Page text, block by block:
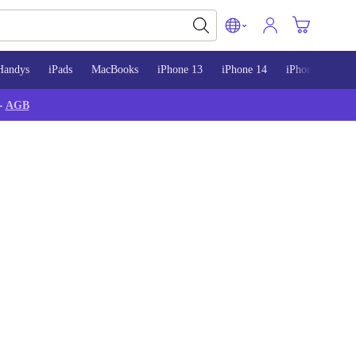
iPads MacBooks iPhone 13 iPhone 14 iPhone 15
AGB